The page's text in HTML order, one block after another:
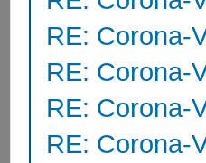
RE: Corona-
RE: Corona-
RE: Corona-
RE: Corona-